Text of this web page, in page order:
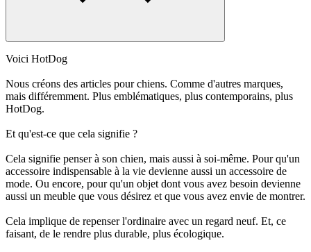
Voici HotDog
Nous créons des articles pour chiens. Comme d'autres marques,
mais différemment. Plus emblématiques, plus contemporains, plus
HotDog.
Et qu'est-ce que cela signifie ?
Cela signifie penser à son chien, mais aussi à soi-même. Pour qu'un
accessoire indispensable à la vie devienne aussi un accessoire de
mode. Ou encore, pour qu'un objet dont vous avez besoin devienne
aussi un meuble que vous désirez et que vous avez envie de montrer.
Cela implique de repenser l'ordinaire avec un regard neuf. Et, ce
faisant, de le rendre plus durable, plus écologique.